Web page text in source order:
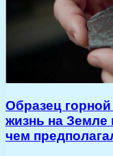
Образец
жизнь на Земле
чем